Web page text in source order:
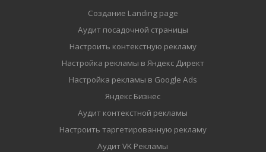
Создание Landing page
Аудит посадочной страницы
Настроить контекстную рекламу
Настройка рекламы в Яндекс Директ
Настройка рекламы в Google Ads
Яндекс Бизнес
Аудит контекстной рекламы
Настроить таргетированную рекламу
Аудит VK Рекламы